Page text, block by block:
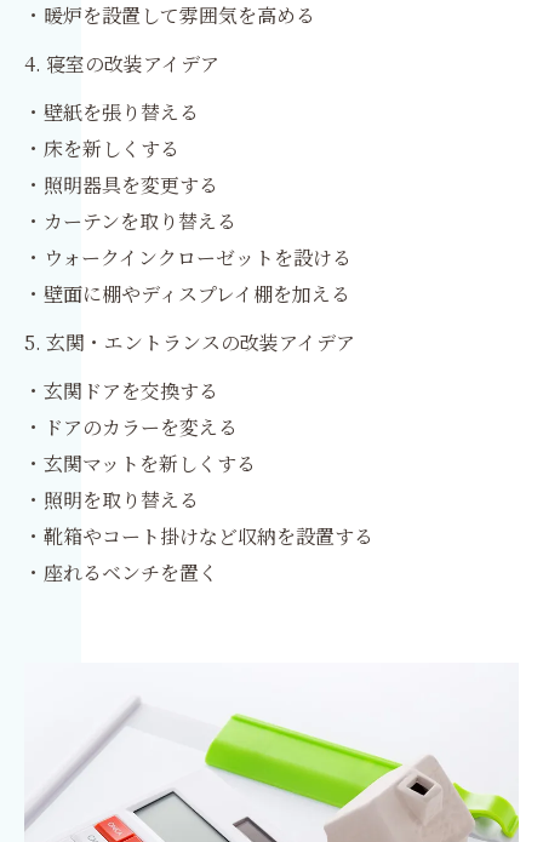
・暖炉を設置して雰囲気を高める
4. 寝室の改装アイデア
・壁紙を張り替える
・床を新しくする
・照明器具を変更する
・カーテンを取り替える
・ウォークインクローゼットを設ける
・壁面に棚やディスプレイ棚を加える
5. 玄関・エントランスの改装アイデア
・玄関ドアを交換する
・ドアのカラーを変える
・玄関マットを新しくする
・照明を取り替える
・靴箱やコート掛けなど収納を設置する
・座れるベンチを置く